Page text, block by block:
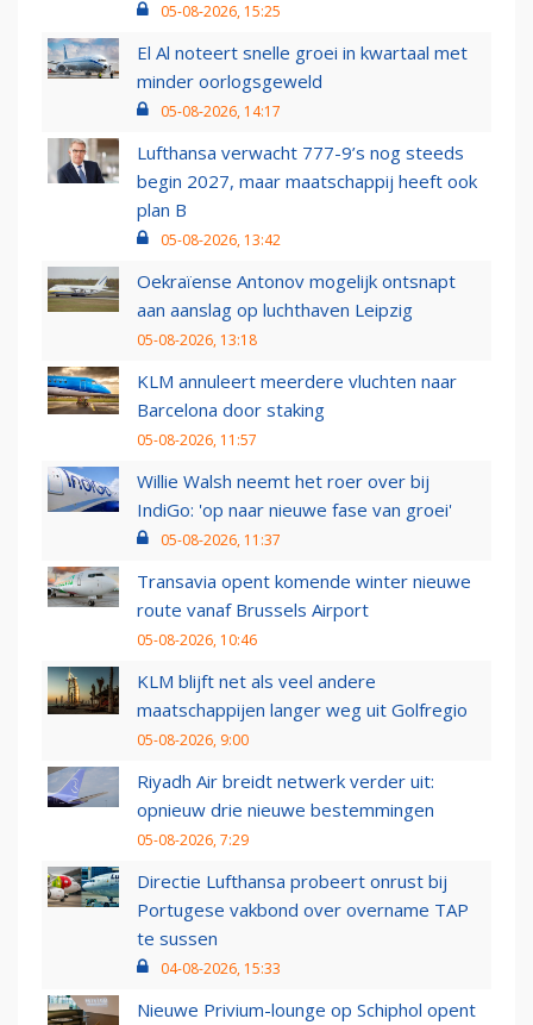
05-08-2026, 15:25
El Al noteert snelle groei in kwartaal met
minder oorlogsgeweld
05-08-2026, 14:17
Lufthansa verwacht 777-9’s nog steeds
begin 2027, maar maatschappij heeft ook
plan B
05-08-2026, 13:42
Oekraïense Antonov mogelijk ontsnapt
aan aanslag op luchthaven Leipzig
05-08-2026, 13:18
KLM annuleert meerdere vluchten naar
Barcelona door staking
05-08-2026, 11:57
Willie Walsh neemt het roer over bij
IndiGo: 'op naar nieuwe fase van groei'
05-08-2026, 11:37
Transavia opent komende winter nieuwe
route vanaf Brussels Airport
05-08-2026, 10:46
KLM blijft net als veel andere
maatschappijen langer weg uit Golfregio
05-08-2026, 9:00
Riyadh Air breidt netwerk verder uit:
opnieuw drie nieuwe bestemmingen
05-08-2026, 7:29
Directie Lufthansa probeert onrust bij
Portugese vakbond over overname TAP
te sussen
04-08-2026, 15:33
Nieuwe Privium-lounge op Schiphol opent